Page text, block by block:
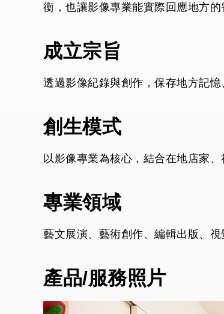
衡，也讓影像專業能實際回應地方
成立宗旨
透過影像紀錄與創作，保存地方記
創生模式
以影像專業為核心，結合在地店家
專業領域
藝文展演、藝術創作、編輯出版、
產品/服務照片